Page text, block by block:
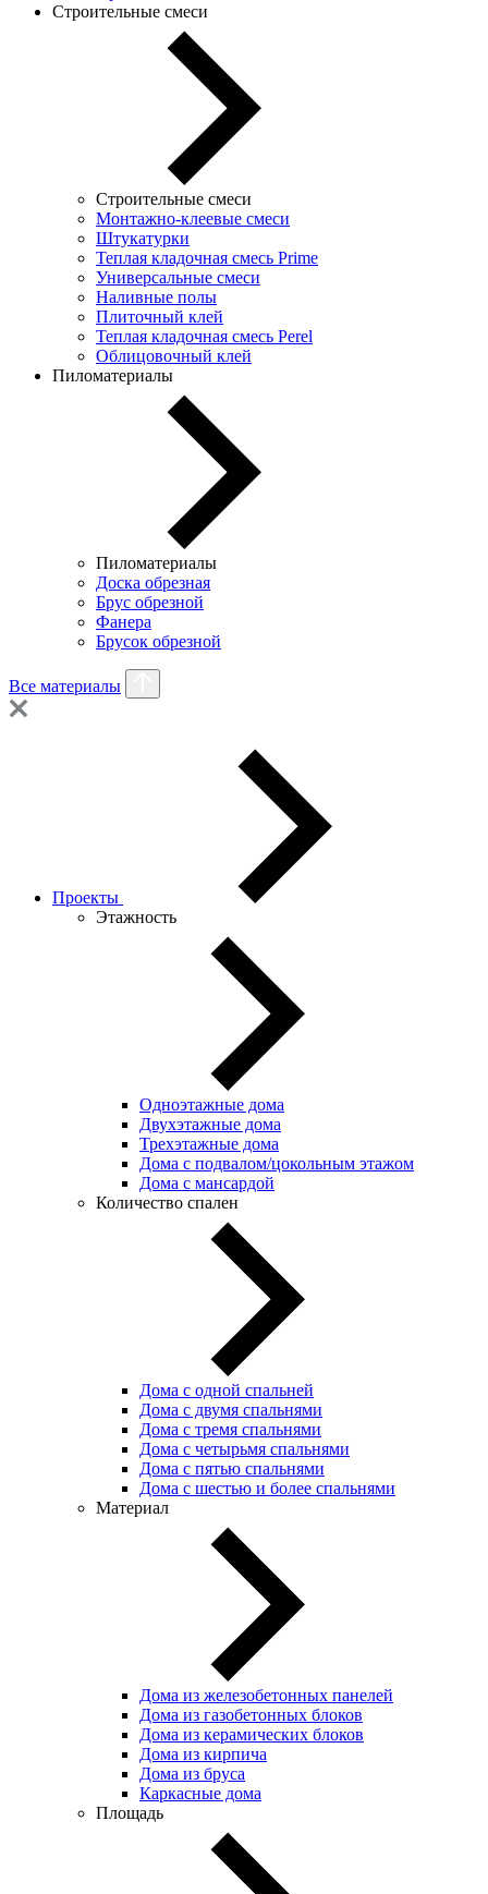
Строительные смеси
Строительные смеси
Монтажно-клеевые смеси
Штукатурки
Теплая кладочная смесь Prime
Универсальные смеси
Наливные полы
Плиточный клей
Теплая кладочная смесь Perel
Облицовочный клей
Пиломатериалы
Пиломатериалы
Доска обрезная
Брус обрезной
Фанера
Брусок обрезной
Все материалы
Проекты
Этажность
Одноэтажные дома
Двухэтажные дома
Трехэтажные дома
Дома с подвалом/цокольным этажом
Дома с мансардой
Количество спален
Дома с одной спальней
Дома с двумя спальнями
Дома с тремя спальнями
Дома с четырьмя спальнями
Дома с пятью спальнями
Дома с шестью и более спальнями
Материал
Дома из железобетонных панелей
Дома из газобетонных блоков
Дома из керамических блоков
Дома из кирпича
Дома из бруса
Каркасные дома
Площадь